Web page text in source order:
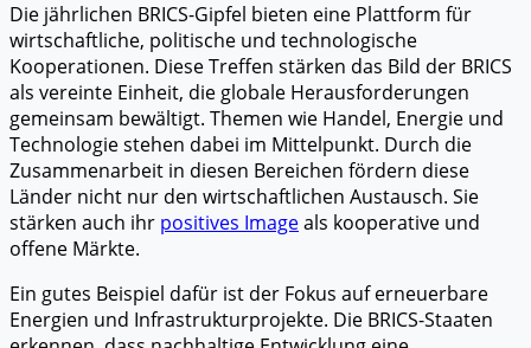
Die jährlichen BRICS-Gipfel bieten eine Plattform für
wirtschaftliche, politische und technologische
Kooperationen. Diese Treffen stärken das Bild der BRICS
als vereinte Einheit, die globale Herausforderungen
gemeinsam bewältigt. Themen wie Handel, Energie und
Technologie stehen dabei im Mittelpunkt. Durch die
Zusammenarbeit in diesen Bereichen fördern diese
Länder nicht nur den wirtschaftlichen Austausch. Sie
stärken auch ihr positives Imageals kooperative und
offene Märkte.
Ein gutes Beispiel dafür ist der Fokus auf erneuerbare
Energien und Infrastrukturprojekte. Die BRICS-Staaten